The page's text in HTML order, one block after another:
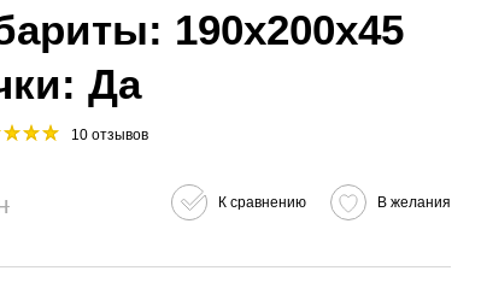
190х200х45
Да
10 отзывов
К сравнению В желания